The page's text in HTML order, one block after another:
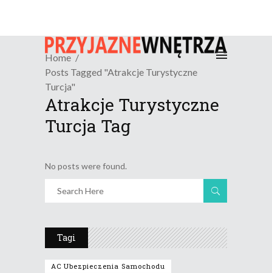
Home
Posts Tagged "atrakcje Turystyczne
Turcja"
Atrakcje Turystyczne
Turcja Tag
No posts were found.
Tagi
AC Ubezpieczenia Samochodu